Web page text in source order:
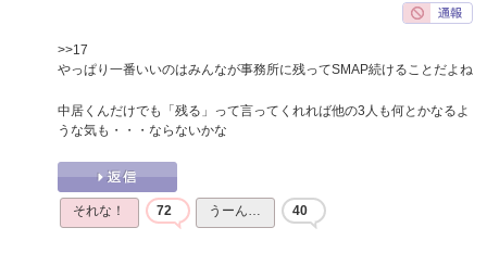
>>17
やっぱり一番いいのはみんなが事務所に残ってSMAP続けることだよね
中居くんだけでも「残る」って言ってくれれば他の3人も何とかなるよ
うな気も・・・ならないかな
それな！ 72 うーん… 40